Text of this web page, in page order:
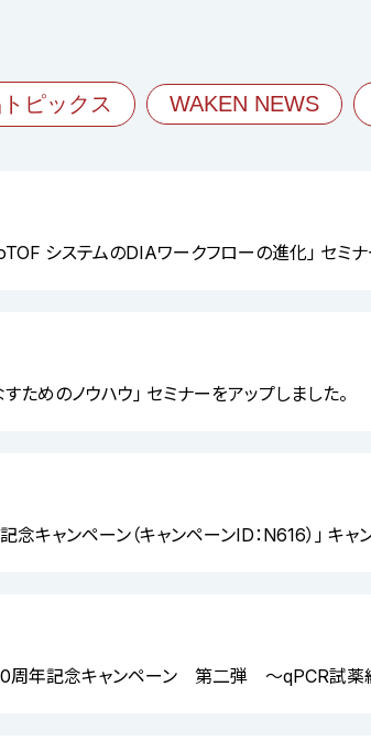
ピックス WAKEN NEWS
システムのDIAワークフローの進化」 セミナ
めのノウハウ」 セミナーをアップしました。
キャンペーン（キャンペーンID：N616）」 キャ
30周年記念キャンペーン 第二弾 ～qPCR試薬